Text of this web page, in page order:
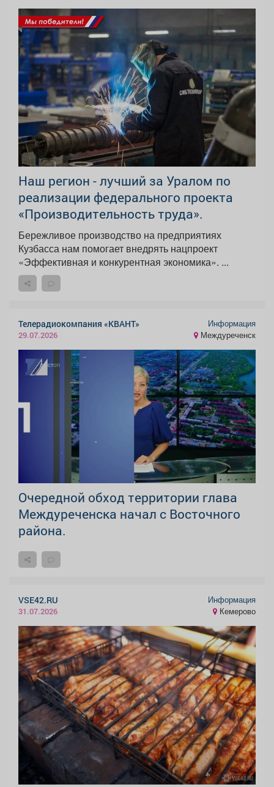
Наш регион - лучший за Уралом по
реализации федерального проекта
«Производительность труда».
Бережливое производство на предприятиях
Кузбасса нам помогает внедрять нацпроект
«Эффективная и конкурентная экономика». ...
Телерадиокомпания «КВАНТ»
29.07.2026
Информация
Междуреченск
Очередной обход территории глава
Междуреченска начал с Восточного
района.
VSE42.RU
31.07.2026
Информация
Кемерово